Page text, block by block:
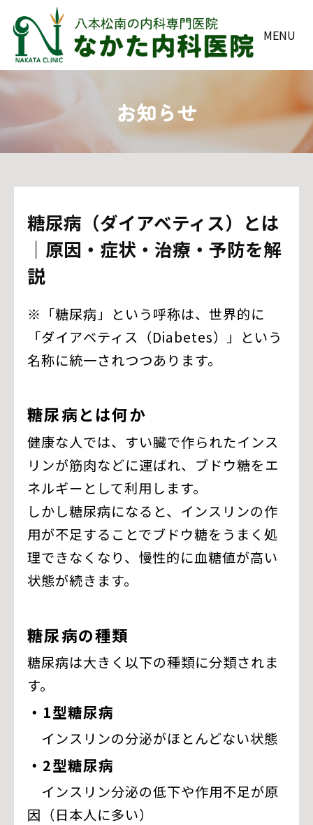
MENU
お知らせ
糖尿病（ダイアベティス）とは
｜原因・症状・治療・予防を解
説
※「糖尿病」という呼称は、世界的に
「ダイアベティス（Diabetes）」という
名称に統一されつつあります。
糖尿病とは何か
健康な人では、すい臓で作られたインス
リンが筋肉などに運ばれ、ブドウ糖をエ
ネルギーとして利用します。
しかし糖尿病になると、インスリンの作
用が不足することでブドウ糖をうまく処
理できなくなり、慢性的に血糖値が高い
状態が続きます。
糖尿病の種類
糖尿病は大きく以下の種類に分類されま
す。
・ 1型糖尿病
インスリンの分泌がほとんどない状態
・ 2型糖尿病
インスリン分泌の低下や作用不足が原
因（日本人に多い）